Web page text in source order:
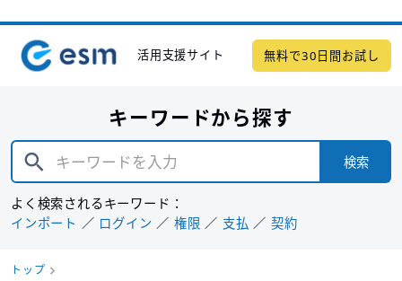
活用支援サイト 無料で30日間お試し
キーワードから探す
検索
よく検索されるキーワード：
インポート
ログイン 権限 支払 契約
トップ